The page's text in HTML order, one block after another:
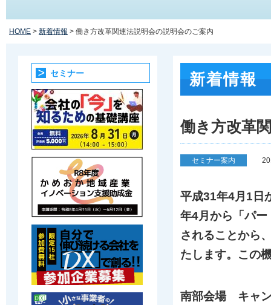
HOME > 新着情報 > 働き方改革関連法説明会の説明会のご案内
新着情報
働き方改革
セミナー案内
平成31年4月1日
年4月から「パ
されることから
たします。この
南部会場 キャ
セミナー